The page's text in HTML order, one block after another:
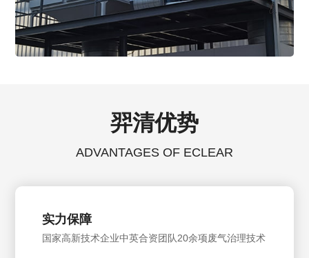
羿清优势
ADVANTAGES OF ECLEAR
实力保障
国家高新技术企业中英合资团队20余项废气治理技术